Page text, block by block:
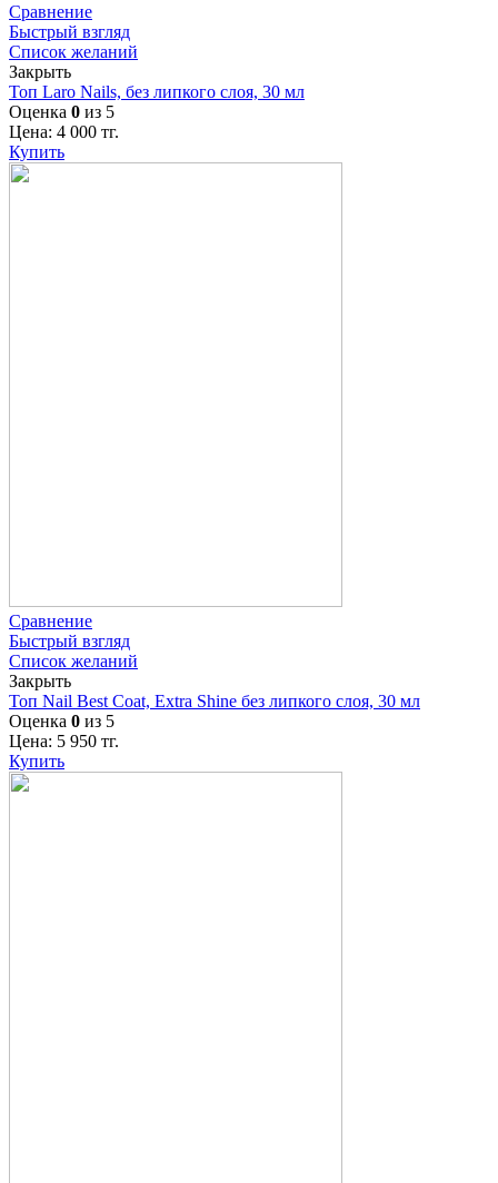
Сравнение
Быстрый взгляд
Список желаний
Закрыть
Топ Laro Nails, без липкого слоя, 30 мл
Оценка 0 из 5
Цена: 4 000 тг.
Купить
Сравнение
Быстрый взгляд
Список желаний
Закрыть
Топ Nail Best Coat, Extra Shine без липкого слоя, 30 мл
Оценка 0 из 5
Цена: 5 950 тг.
Купить